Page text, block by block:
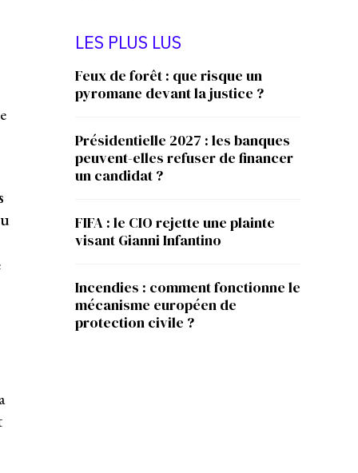
LES PLUS LUS
Feux de forêt : que risque un
pyromane devant la justice ?
Présidentielle 2027 : les banques
peuvent-elles refuser de financer
un candidat ?
FIFA : le CIO rejette une plainte
visant Gianni Infantino
Incendies : comment fonctionne le
mécanisme européen de
protection civile ?